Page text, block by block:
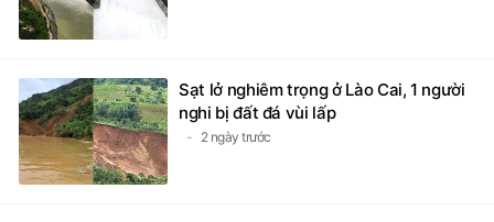
Sạt lở nghiêm trọng ở Lào Cai, 1 người
nghi bị đất đá vùi lấp
2 ngày trước